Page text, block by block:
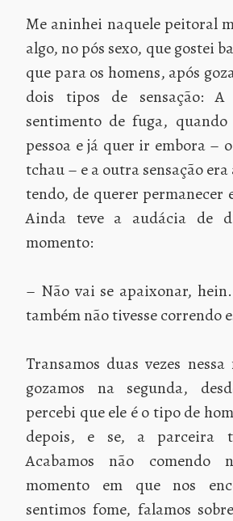
Me aninhei naquele peitoral
algo, no pós sexo, que gostei
que para os homens, após
dois tipos de sensação:
sentimento de fuga,
pessoa e já quer ir embora –
tchau – e a outra sensação era
tendo, de querer permanecer
Ainda teve a audácia de
momento:
– Não vai se apaixonar,
também não tivesse correndo
Transamos duas vezes
gozamos na segunda,
percebi que ele é o tipo de
depois, e se, a parceira
Acabamos não comendo
momento em que nos
sentimos fome, falamos